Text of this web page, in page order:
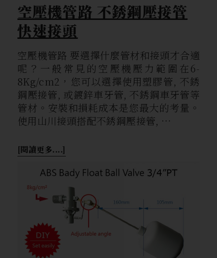
空壓機管路 不銹鋼壓接管
快速接頭
空壓機管路 要選擇什麼管材和接頭才合適
呢？一般常見的空壓機壓力範圍在6-
8Kg/cm2，您可以選擇使用塑膠管, 不銹
鋼壓接管, 或鍍鋅車牙管, 不銹鋼車牙管等
管材。安裝和損耗成本是您最大的考量。
使用山川接頭搭配不銹鋼壓接管, …
[閱讀更多....]